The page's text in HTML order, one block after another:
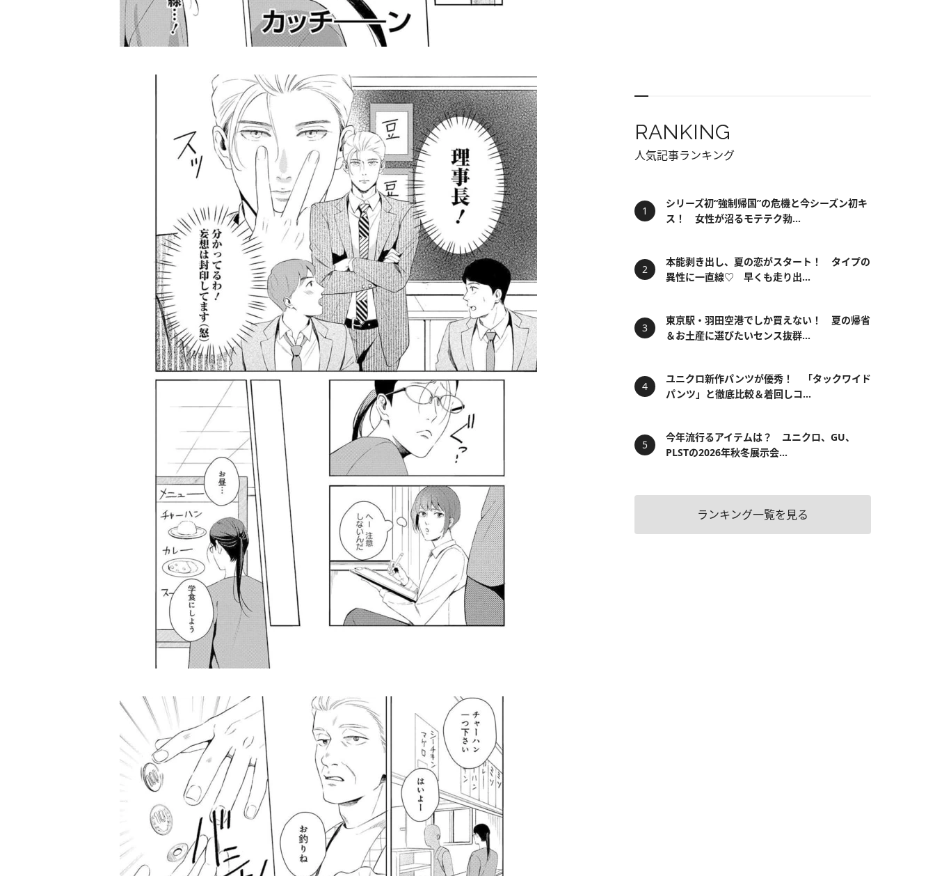
RANKING
人気記事ランキング
シリーズ初“強制帰国”の危機と今シーズン初キ
ス！ 女性が沼るモテテク勃...
本能剥き出し、夏の恋がスタート！ タイプの
異性に一直線♡ 早くも走り出...
東京駅・羽田空港でしか買えない！ 夏の帰省
＆お土産に選びたいセンス抜群...
ユニクロ新作パンツが優秀！ 「タックワイド
パンツ」と徹底比較＆着回しコ...
今年流行るアイテムは？ ユニクロ、GU、
PLSTの2026年秋冬展示会...
ランキング一覧を見る